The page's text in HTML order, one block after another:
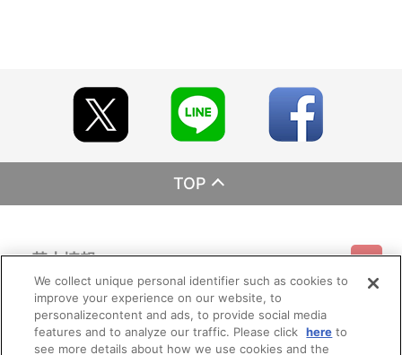
TOP
基本情報
利用規約 特定商取引法に基づく表示 プライバシーポリシー
ご利用情報
We collect unique personal identifier such as cookies to
improve your experience on our website, to
personalizecontent and ads, to provide social media
features and to analyze our traffic. Please click here to
see more details about how we use cookies and the